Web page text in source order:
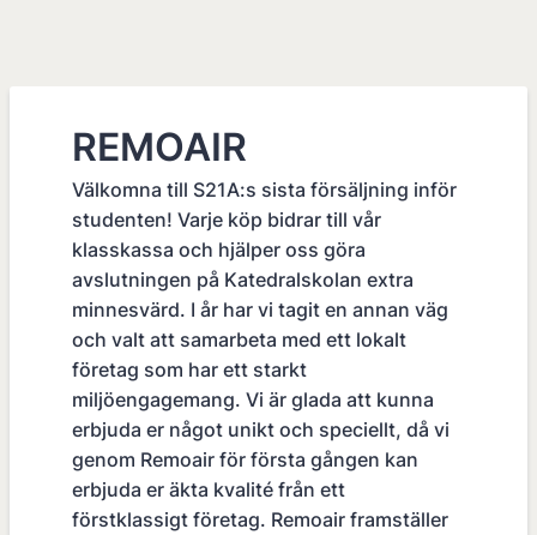
REMOAIR
Välkomna till S21A:s sista försäljning inför
studenten! Varje köp bidrar till vår
klasskassa och hjälper oss göra
avslutningen på Katedralskolan extra
minnesvärd. I år har vi tagit en annan väg
och valt att samarbeta med ett lokalt
företag som har ett starkt
miljöengagemang. Vi är glada att kunna
erbjuda er något unikt och speciellt, då vi
genom Remoair för första gången kan
erbjuda er äkta kvalité från ett
förstklassigt företag. Remoair framställer